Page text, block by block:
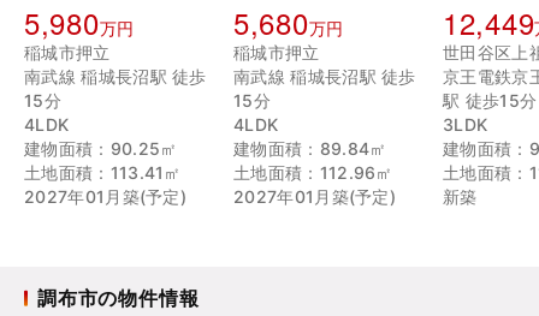
5,980万円
稲城市押立
南武線 稲城長沼駅 徒歩
15分
4LDK
建物面積：90.25㎡
土地面積：113.41㎡
2027年01月築(予定)
5,680万円
稲城市押立
南武線 稲城長沼駅 徒歩
15分
4LDK
建物面積：89.84㎡
土地面積：112.96㎡
2027年01月築(予定)
12,449
世田谷区上
京王電鉄京
駅 徒歩15分
3LDK
建物面積：
土地面積：
新築
調布市の物件情報